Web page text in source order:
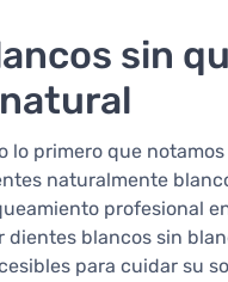
sin
lo primero que
naturalmente
profesional
dientes blancos sin
para cuidar su